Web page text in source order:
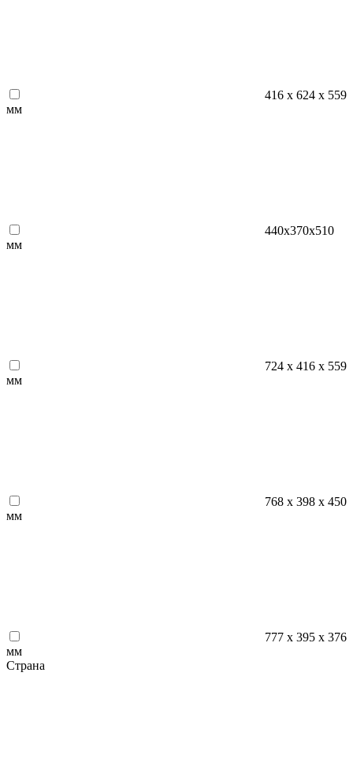
416 х 624 х 559
мм
440x370x510
мм
724 х 416 х 559
мм
768 x 398 x 450
мм
777 х 395 х 376
мм
Страна